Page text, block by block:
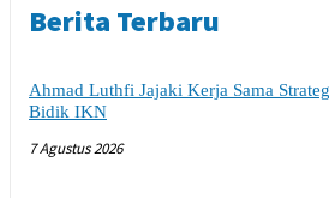
Berita Terbaru
Ahmad Luthfi Jajaki Kerja Sama
Bidik IKN
7 Agustus 2026